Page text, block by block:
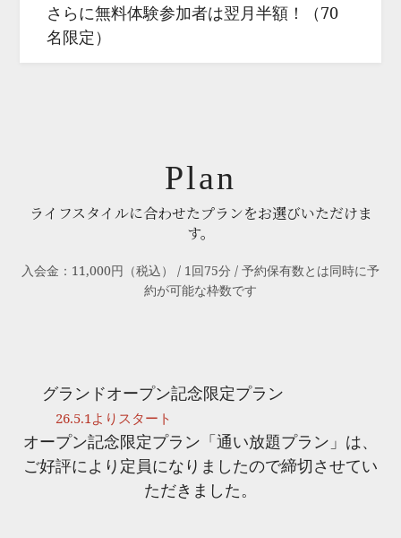
さらに無料体験参加者は翌月半額！（70
名限定）
Plan
ライフスタイルに合わせたプランをお選びいただけま
す。
入会金：11,000円（税込） / 1回75分 / 予約保有数とは同時に予
約が可能な枠数です
グランドオープン記念限定プラン
26.5.1よりスタート
オープン記念限定プラン「通い放題プラン」は、
ご好評により定員になりましたので締切させてい
ただきました。